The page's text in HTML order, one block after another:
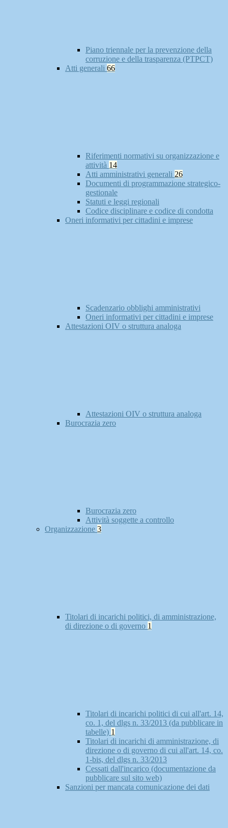
Piano triennale per la prevenzione della
corruzione e della trasparenza (PTPCT)
Atti generali 66
Riferimenti normativi su organizzazione e
attività 14
Atti amministrativi generali 26
Documenti di programmazione strategico-
gestionale
Statuti e leggi regionali
Codice disciplinare e codice di condotta
Oneri informativi per cittadini e imprese
Scadenzario obblighi amministrativi
Oneri informativi per cittadini e imprese
Attestazioni OIV o struttura analoga
Attestazioni OIV o struttura analoga
Burocrazia zero
Burocrazia zero
Attività soggette a controllo
Organizzazione 3
Titolari di incarichi politici, di amministrazione,
di direzione o di governo 1
Titolari di incarichi politici di cui all'art. 14,
co. 1, del dlgs n. 33/2013 (da pubblicare in
tabelle) 1
Titolari di incarichi di amministrazione, di
direzione o di governo di cui all'art. 14, co.
1-bis, del dlgs n. 33/2013
Cessati dall'incarico (documentazione da
pubblicare sul sito web)
Sanzioni per mancata comunicazione dei dati